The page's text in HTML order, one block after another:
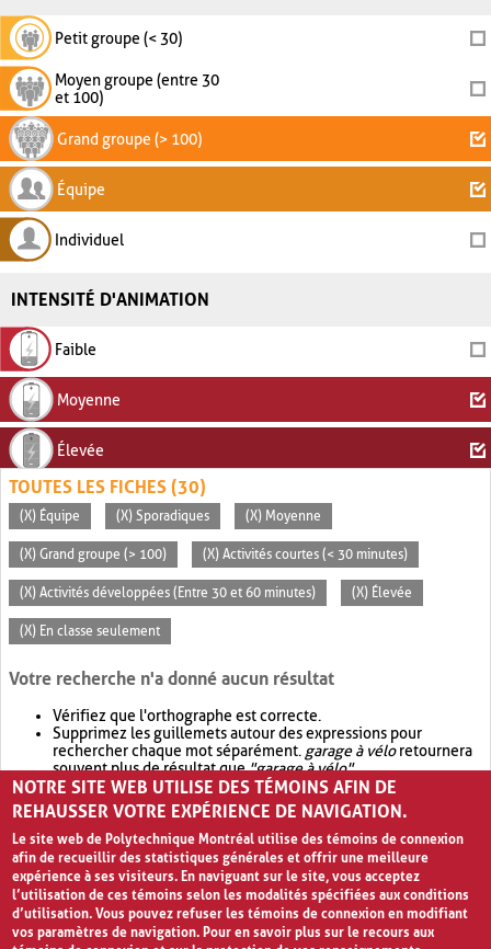
Petit groupe (< 30)
Moyen groupe (entre 30
et 100)
Grand groupe (> 100)
Équipe
Individuel
INTENSITÉ D'ANIMATION
Faible
Moyenne
Élevée
TOUTES LES FICHES (30)
(X) Équipe (X) Sporadiques (X) Moyenne
(X) Grand groupe (> 100) (X) Activités courtes (< 30 minutes)
(X) Activités développées (Entre 30 et 60 minutes) (X) Élevée
(X) En classe seulement
Votre recherche n'a donné aucun résultat
Vérifiez que l'orthographe est correcte.
Supprimez les guillemets autour des expressions pour
rechercher chaque mot séparément. garage à véloretournera
souvent plus de résultat que"garage à vélo".
Envisagez d'élargir votre recherche avec OR.garage OR vélo
retournera souvent plus de résultat quegarage à vélo
NOTRE SITE WEB UTILISE DES TÉMOINS AFIN DE
REHAUSSER VOTRE EXPÉRIENCE DE NAVIGATION.
Le site web de Polytechnique Montréal utilise des témoins de connexion
afin de recueillir des statistiques générales et offrir une meilleure
expérience à ses visiteurs. En naviguant sur le site, vous acceptez
l’utilisation de ces témoins selon les modalités spécifiées aux conditions
d’utilisation. Vous pouvez refuser les témoins de connexion en modifiant
vos paramètres de navigation. Pour en savoir plus sur le recours aux